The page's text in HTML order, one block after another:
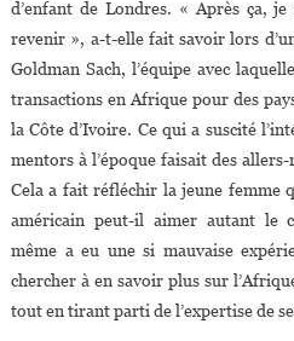
d’enfant de Londres. « Après ça,
revenir », a-t-elle fait savoir lors
Goldman Sach, l’équipe avec
transactions en Afrique pour des
la Côte d’Ivoire. Ce qui a suscité
mentors à l’époque faisait des
Cela a fait réfléchir la jeune femme
américain peut-il aimer autant le
même a eu une si mauvaise
chercher à en savoir plus sur
tout en tirant parti de l’expertise de